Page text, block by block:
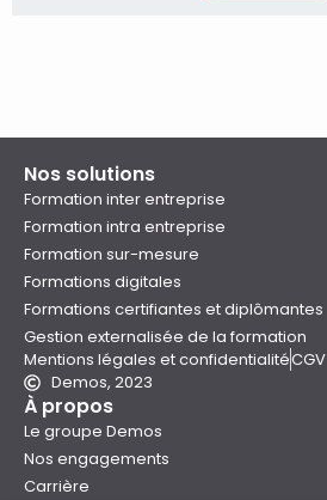
Nos solutions
Formation inter entreprise
Formation intra entreprise
Formation sur-mesure
Formations digitales
Formations certifiantes et diplômantes
Gestion externalisée de la formation
Mentions légales et confidentialitéCGV
Demos, 2023
À propos
Le groupe Demos
Nos engagements
Carrière